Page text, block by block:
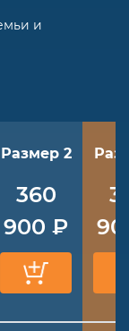
и
Размер 2
360
900 ₽